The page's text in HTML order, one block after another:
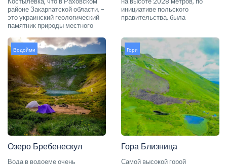
районе Закарпатской области, -
это украинский геологический
памятник природы местного
инициативе польского
правительства, была
Водойми
Озеро Бребенескул
Вода в водоеме очень
Гори
Гора Близница
Самой высокой горой